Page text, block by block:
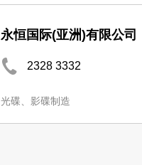
永恒国际(亚洲)有限公司
2328 3332
光碟、影碟制造